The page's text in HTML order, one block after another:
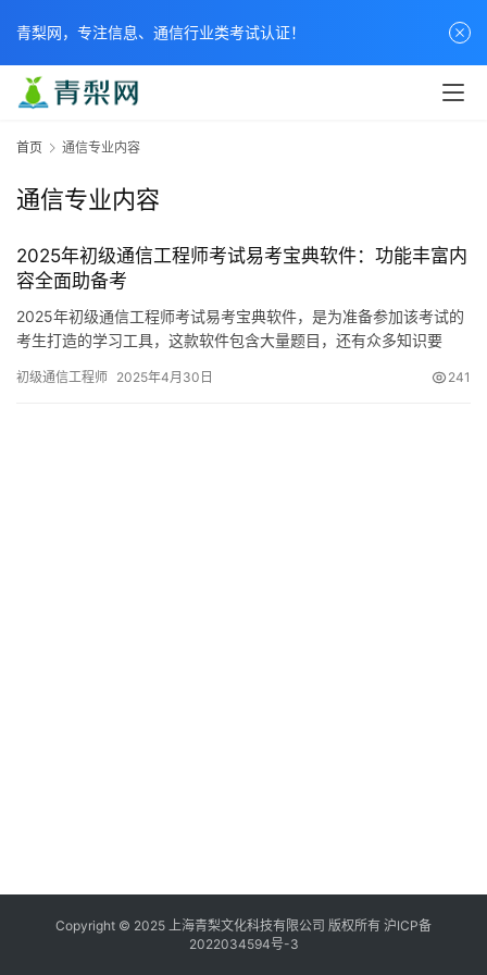
首页 通信专业内容
通信专业内容
2025年初级通信工程师考试易考宝典软件：功能丰富内
容全面助备考
2025年初级通信工程师考试易考宝典软件，是为准备参加该考试的
考生打造的学习工具，这款软件包含大量题目，还有众多知识要
初级通信工程师 2025年4月30日 241
Copyright © 2025 上海青梨文化科技有限公司 版权所有 沪ICP备
2022034594号-3
青梨网，专注信息、通信行业类考试认证！